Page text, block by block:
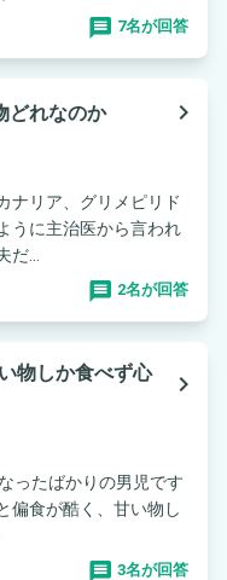
7名が回答
どれなのか
navigate_next
ナリア、グリメピリド
うに主治医から言われ
だ...
2名が回答
物しか食べず心
navigate_next
ったばかりの男児です
偏食が酷く、甘い物し
3名が回答